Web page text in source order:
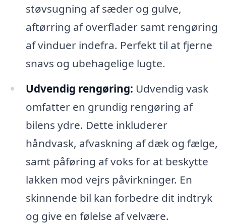
støvsugning af sæder og gulve,
aftørring af overflader samt rengøring
af vinduer indefra. Perfekt til at fjerne
snavs og ubehagelige lugte.
Udvendig rengøring: Udvendig vask
omfatter en grundig rengøring af
bilens ydre. Dette inkluderer
håndvask, afvaskning af dæk og fælge,
samt påføring af voks for at beskytte
lakken mod vejrs påvirkninger. En
skinnende bil kan forbedre dit indtryk
og give en følelse af velvære.